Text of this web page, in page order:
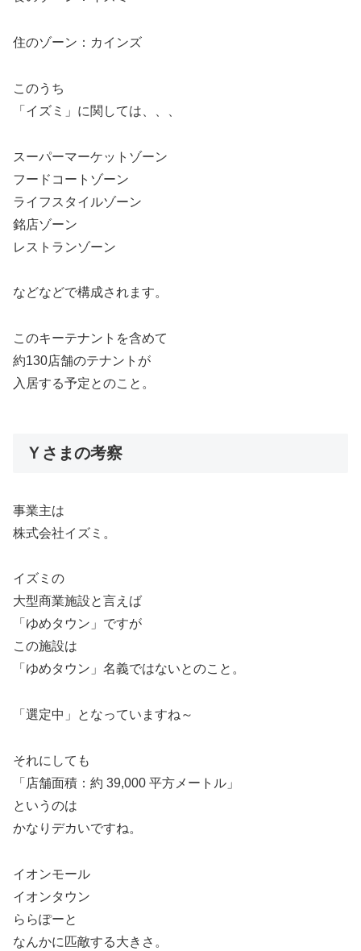
住のゾーン：カインズ
このうち
「イズミ」に関しては、、、
スーパーマーケットゾーン
フードコートゾーン
ライフスタイルゾーン
銘店ゾーン
レストランゾーン
などなどで構成されます。
このキーテナントを含めて
約130店舗のテナントが
入居する予定とのこと。
Ｙさまの考察
事業主は
株式会社イズミ。
イズミの
大型商業施設と言えば
「ゆめタウン」ですが
この施設は
「ゆめタウン」名義ではないとのこと。
「選定中」となっていますね～
それにしても
「店舗面積：約 39,000 平方メートル」
というのは
かなりデカいですね。
イオンモール
イオンタウン
ららぽーと
なんかに匹敵する大きさ。